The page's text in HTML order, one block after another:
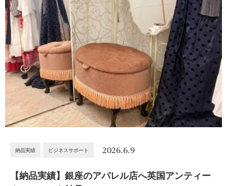
納品実績 ビジネスサポート 2026.6.9
【納品実績】銀座のアパレル店へ英国アンティー